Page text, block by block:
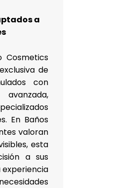
a
Cosmetics
de
con
En Baños
valoran
esta
a sus